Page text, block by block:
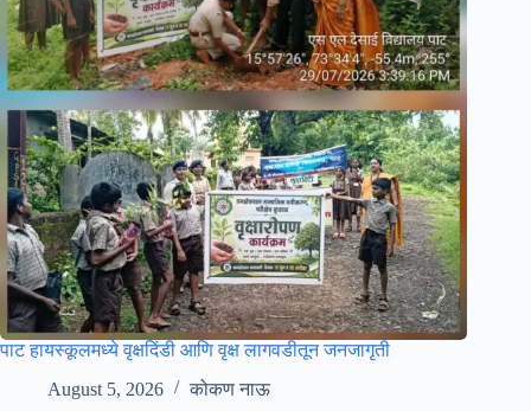
पाट हायस्कूलमध्ये वृक्षदिंडी आणि वृक्ष लागवडीतून जनजागृती
August 5, 2026
कोकण नाऊ